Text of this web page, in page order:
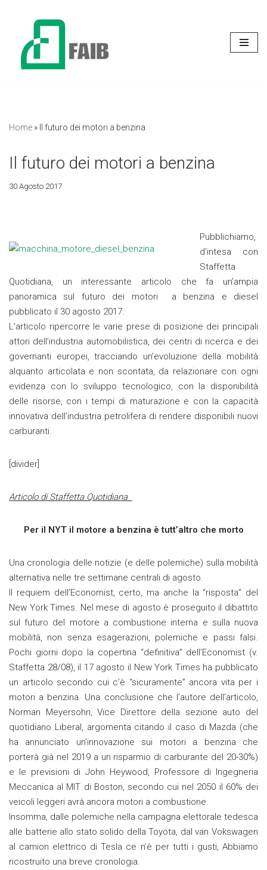
contenuto
Home » Il futuro dei motori a benzina
Il futuro dei motori a benzina
30 Agosto 2017
Pubblichiamo,
d’intesa con
Staffetta
Quotidiana, un interessante articolo che fa un’ampia
panoramica sul futuro dei motori a benzina e diesel
pubblicato il 30 agosto 2017.
L’articolo ripercorre le varie prese di posizione dei principali
attori dell’industria automobilistica, dei centri di ricerca e dei
governanti europei, tracciando un’evoluzione della mobilità
alquanto articolata e non scontata, da relazionare con ogni
evidenza con lo sviluppo tecnologico, con la disponibilità
delle risorse, con i tempi di maturazione e con la capacità
innovativa dell’industria petrolifera di rendere disponibili nuovi
carburanti.
[divider]
Articolo di Staffetta Quotidiana
Per il NYT il motore a benzina è tutt’altro che morto
Una cronologia delle notizie (e delle polemiche) sulla mobilità
alternativa nelle tre settimane centrali di agosto.
Il requiem dell’Economist, certo, ma anche la “risposta” del
New York Times. Nel mese di agosto è proseguito il dibattito
sul futuro del motore a combustione interna e sulla nuova
mobilità, non senza esagerazioni, polemiche e passi falsi.
Pochi giorni dopo la copertina “definitiva” dell’Economist (v.
Staffetta 28/08), il 17 agosto il New York Times ha pubblicato
un articolo secondo cui c’è “sicuramente” ancora vita per i
motori a benzina. Una conclusione che l’autore dell’articolo,
Norman Meyersohn, Vice Direttore della sezione auto del
quotidiano Liberal, argomenta citando il caso di Mazda (che
ha annunciato un’innovazione sui motori a benzina che
porterà già nel 2019 a un risparmio di carburante del 20-30%)
e le previsioni di John Heywood, Professore di Ingegneria
Meccanica al MIT di Boston, secondo cui nel 2050 il 60% dei
veicoli leggeri avrà ancora motori a combustione.
Insomma, dalle polemiche nella campagna elettorale tedesca
alle batterie allo stato solido della Toyota, dal van Vokswagen
al camion elettrico di Tesla ce n’è per tutti i gusti, Abbiamo
ricostruito una breve cronologia.